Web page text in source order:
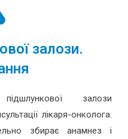
залози.
залози
лікаря-онколога.
збирає анамнез і